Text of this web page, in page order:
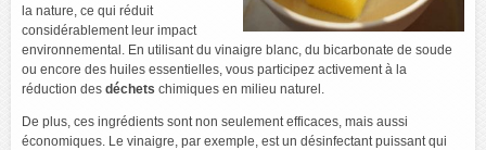
la nature, ce qui réduit
considérablement leur impact
environnemental. En utilisant du vinaigre blanc, du bicarbonate de soude
ou encore des huiles essentielles, vous participez activement à la
réduction des déchets chimiques en milieu naturel.
De plus, ces ingrédients sont non seulement efficaces, mais aussi
économiques. Le vinaigre, par exemple, est un désinfectant puissant qui